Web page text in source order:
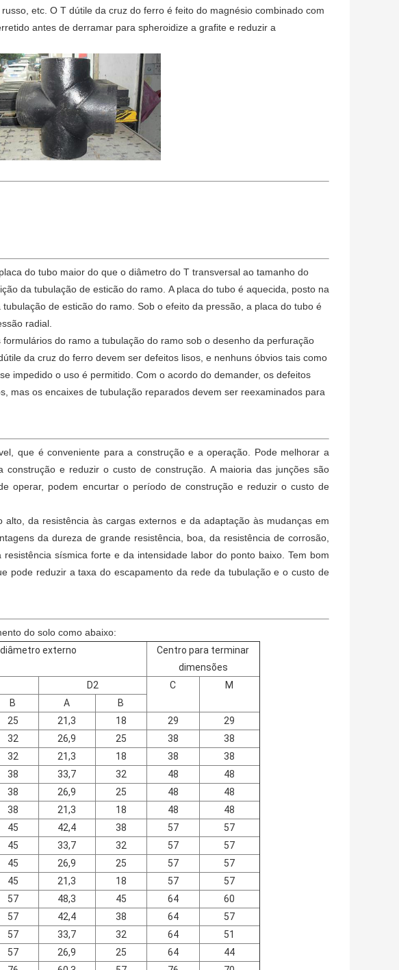
etc. O T dútile da cruz do ferro é feito do magnésio combinado com
antes de derramar para spheroidize a grafite e reduzir a
do tubo maior do que o diâmetro do T transversal ao tamanho do
da tubulação de esticão do ramo. A placa do tubo é aquecida, posto na
de esticão do ramo. Sob o efeito da pressão, a placa do tubo é
radial.
do ramo a tubulação do ramo sob o desenho da perfuração
da cruz do ferro devem ser defeitos lisos, e nenhuns óbvios tais como
impedido o uso é permitido. Com o acordo do demander, os defeitos
mas os encaixes de tubulação reparados devem ser reexaminados para
que é conveniente para a construção e a operação. Pode melhorar a
construção e reduzir o custo de construção. A maioria das junções são
operar, podem encurtar o período de construção e reduzir o custo de
da resistência às cargas externos e da adaptação às mudanças em
da dureza de grande resistência, boa, da resistência de corrosão,
sísmica forte e da intensidade labor do ponto baixo. Tem bom
pode reduzir a taxa do escapamento da rede da tubulação e o custo de
do solo como abaixo:
diâmetro externo
Centro para terminar
dimensões
D2 C
M
B A
B
25 21,3 18 29
29
32 26,9 25 38
38
32 21,3 18 38
38
38 33,7 32 48
48
38 26,9 25 48
48
38 21,3 18 48
48
45 42,4 38 57
57
45 33,7 32 57
57
45 26,9 25 57
57
45 21,3 18 57
57
57 48,3 45 64
60
57 42,4 38 64
57
57 33,7 32 64
51
57 26,9 25 64
44